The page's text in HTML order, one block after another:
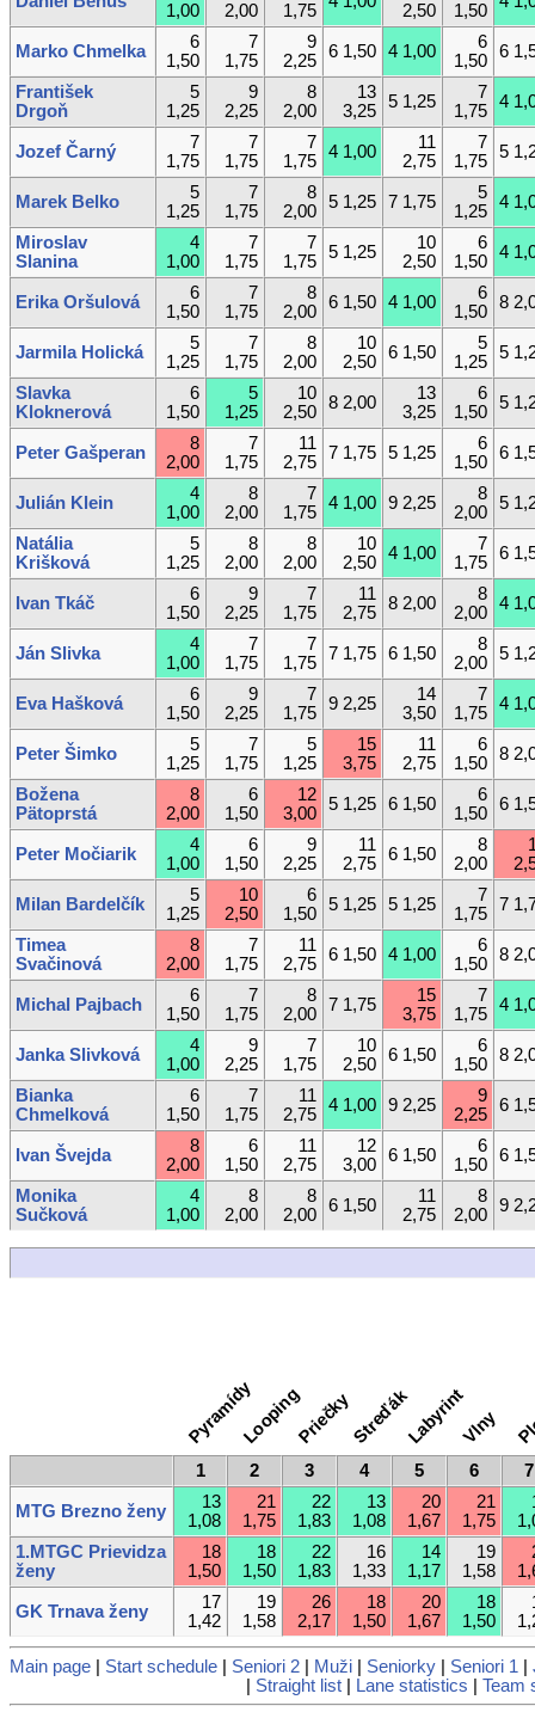
1,00
2,00
1,75
2,50
1,50
Marko Chmelka
6
1,50
7
1,75
9
2,25
6 1,50 4 1,00
6
1,50
6
František
Drgoň
5
1,25
9
2,25
8
2,00
13
3,25
5 1,25
7
1,75
4
Jozef Čarný
7
1,75
7
1,75
7
1,75
4 1,00
11
2,75
7
1,75
5
Marek Belko
5
1,25
7
1,75
8
2,00
5 1,25 7 1,75
5
1,25
4
Miroslav
Slanina
4
1,00
7
1,75
7
1,75
5 1,25
10
2,50
6
1,50
4
Erika Oršulová
6
1,50
7
1,75
8
2,00
6 1,50 4 1,00
6
1,50
8
Jarmila Holická
5
1,25
7
1,75
8
2,00
10
2,50
6 1,50
5
1,25
5
Slavka
Kloknerová
6
1,50
5
1,25
10
2,50
8 2,00
13
3,25
6
1,50
5
Peter Gašperan
8
2,00
7
1,75
11
2,75
7 1,75 5 1,25
6
1,50
6
Julián Klein
4
1,00
8
2,00
7
1,75
4 1,00 9 2,25
8
2,00
5
Natália
Krišková
5
1,25
8
2,00
8
2,00
10
2,50
4 1,00
7
1,75
6
Ivan Tkáč
6
1,50
9
2,25
7
1,75
11
2,75
8 2,00
8
2,00
4
Ján Slivka
4
1,00
7
1,75
7
1,75
7 1,75 6 1,50
8
2,00
5
Eva Hašková
6
1,50
9
2,25
7
1,75
9 2,25
14
3,50
7
1,75
4
Peter Šimko
5
1,25
7
1,75
5
1,25
15
3,75
11
2,75
6
1,50
8
Božena
Pätoprstá
8
2,00
6
1,50
12
3,00
5 1,25 6 1,50
6
1,50
6
Peter Močiarik
4
1,00
6
1,50
9
2,25
11
2,75
6 1,50
8
2,00
Milan Bardelčík
5
1,25
10
2,50
6
1,50
5 1,25 5 1,25
7
1,75
7
Timea
Svačinová
8
2,00
7
1,75
11
2,75
6 1,50 4 1,00
6
1,50
8
Michal Pajbach
6
1,50
7
1,75
8
2,00
7 1,75
15
3,75
7
1,75
4
Janka Slivková
4
1,00
9
2,25
7
1,75
10
2,50
6 1,50
6
1,50
8
Bianka
Chmelková
6
1,50
7
1,75
11
2,75
4 1,00 9 2,25
9
2,25
6
Ivan Švejda
8
2,00
6
1,50
11
2,75
12
3,00
6 1,50
6
1,50
6
Monika
Sučková
4
1,00
8
2,00
8
2,00
6 1,50
11
2,75
8
2,00
9
PyramídyLoopingPriečkyStreďákLabyrintVlny
1 2 3 4 5 6 7
MTG Brezno ženy
13
1,08
21
1,75
22
1,83
13
1,08
20
1,67
21
1,75
1.MTGC Prievidza
ženy
18
1,50
18
1,50
22
1,83
16
1,33
14
1,17
19
1,58
GK Trnava ženy
17
1,42
19
1,58
26
2,17
18
1,50
20
1,67
18
1,50
Main page Start schedule Seniori 2 Muži Seniorky Seniori 1
Straight list Lane statistics Team